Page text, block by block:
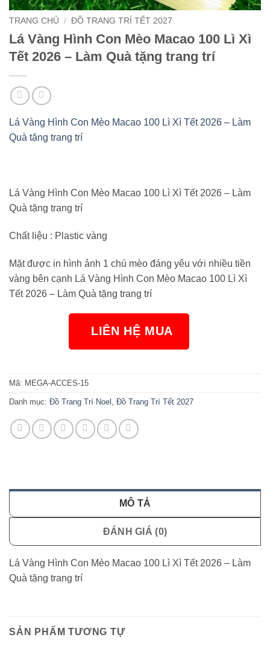
TRANG CHỦ / ĐỒ TRANG TRÍ TẾT 2027
Lá Vàng Hình Con Mèo Macao 100 Lì Xì
Tết 2026 – Làm Quà tặng trang trí
Lá Vàng Hình Con Mèo Macao 100 Lì Xì Tết 2026 – Làm
Quà tặng trang trí
Lá Vàng Hình Con Mèo Macao 100 Lì Xì Tết 2026 – Làm
Quà tặng trang trí
Chất liệu : Plastic vàng
Mặt được in hình ảnh 1 chú mèo đáng yêu với nhiều tiền
vàng bên cạnh Lá Vàng Hình Con Mèo Macao 100 Lì Xì
Tết 2026 – Làm Quà tặng trang trí
LIÊN HỆ MUA
Mã: MEGA-ACCES-15
Danh mục: Đồ Trang Trí Noel , Đồ Trang Trí Tết 2027
MÔ TẢ
ĐÁNH GIÁ (0)
Lá Vàng Hình Con Mèo Macao 100 Lì Xì Tết 2026 – Làm
Quà tặng trang trí
SẢN PHẨM TƯƠNG TỰ